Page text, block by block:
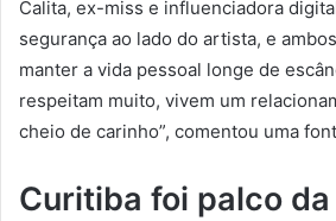
Calita, ex-miss e influenciadora
segurança ao lado do artista, e
manter a vida pessoal longe de
respeitam muito, vivem um
cheio de carinho”, comentou uma
Curitiba foi palco